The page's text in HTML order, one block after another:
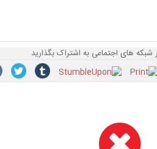
شبکه های اجتماعی به اشتراک بگذارید